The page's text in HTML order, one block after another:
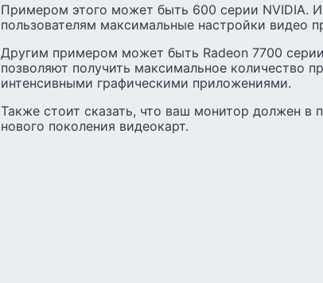
Примером этого может быть 600 серии NVIDIA.
пользователям максимальные настройки видео
Другим примером может быть Radeon 7700
позволяют получить максимальное количество
интенсивными графическими приложениями.
Также стоит сказать, что ваш монитор должен в
нового поколения видеокарт.